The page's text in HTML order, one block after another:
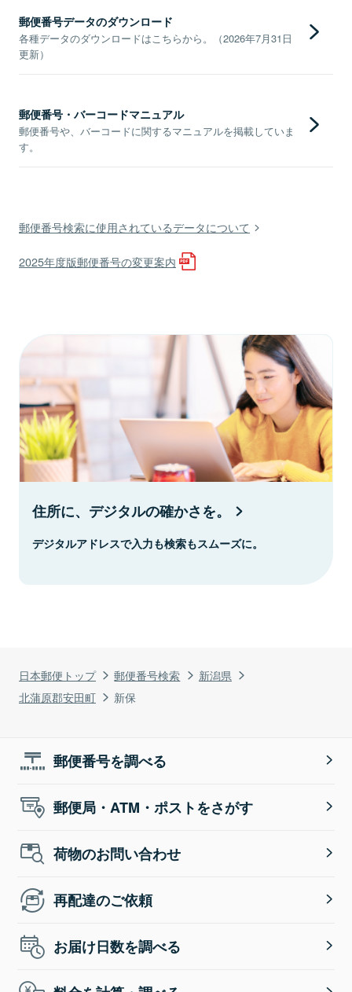
日本郵便トップ 郵便番号検索
新潟県
北蒲原郡安田町
新保
郵便番号データのダウンロード
各種データのダウンロードはこちらから。（2026年7月31日
更新）
郵便番号・バーコードマニュアル
郵便番号や、バーコードに関するマニュアルを掲載していま
す。
郵便番号検索に使用されているデータについて
2025年度版郵便番号の変更案内
住所に、デジタルの確かさを。
デジタルアドレスで入力も検索もスムーズに。
郵便番号を調べる
郵便局・ATM・ポストをさがす
荷物のお問い合わせ
再配達のご依頼
お届け日数を調べる